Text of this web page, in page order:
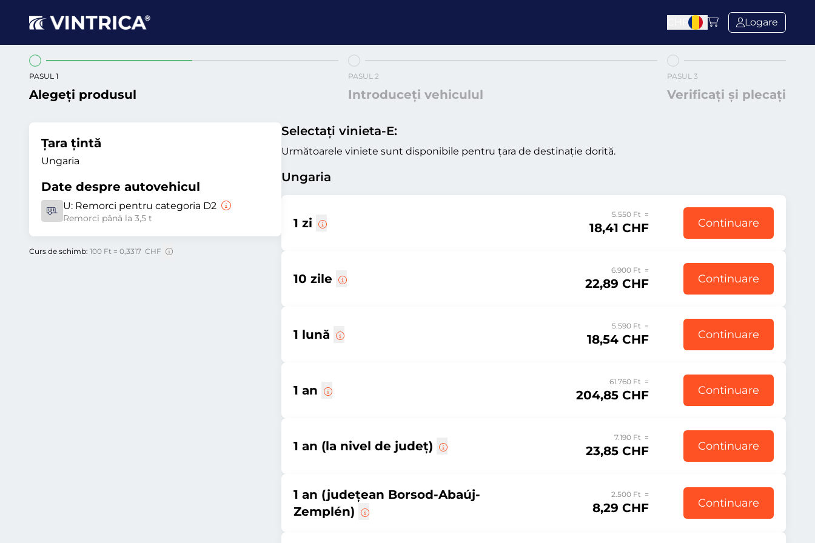
Logare
PASUL 1
Alegeți produsul
PASUL 2
Introduceți vehiculul
PASUL 3
Verificați și plecați
Țara țintă
Ungaria
Date despre autovehicul
U: Remorci pentru categoria D2
Remorci până la 3,5 t
Curs de schimb: 100 Ft = 0,3317 CHF
Selectați vinieta-E:
Următoarele viniete sunt disponibile pentru țara de destinație dorită.
Ungaria
1 zi
5.550 Ft =
18,41 CHF Continuare
10 zile
6.900 Ft =
22,89 CHF Continuare
1 lună
5.590 Ft =
18,54 CHF Continuare
1 an
61.760 Ft =
204,85 CHF Continuare
1 an (la nivel de județ)
7.190 Ft =
23,85 CHF Continuare
1 an (județean Borsod-Abaúj-
Zemplén)
2.500 Ft =
8,29 CHF Continuare